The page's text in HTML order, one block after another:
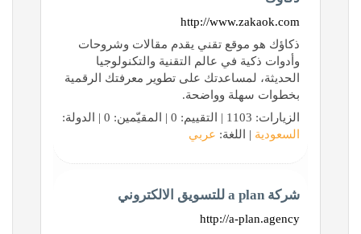
http://www.zakaok.com
ذكاؤك هو موقع تقني يقدم مقالات وشروحات
وأدوات ذكية في عالم التقنية والتكنولوجيا
الحديثة، لمساعدتك على تطوير معرفتك الرقمية
بخطوات سهلة وواضحة.
الزيارات: 1103 | التقييم: 0 | المقيّمين: 0 | الدولة:
السعودية | اللغة: عربي
شركة a plan للتسويق الالكتروني
http://a-plan.agency